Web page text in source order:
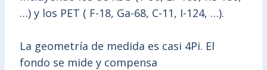
…) y los PET ( F-18, Ga-68, C-11, I-124, …).
La geometría de medida es casi 4Pi. El
fondo se mide y compensa